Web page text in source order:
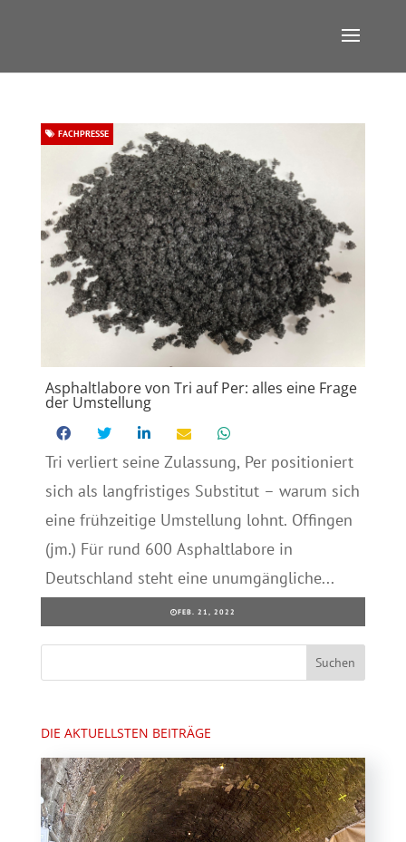
Asphaltlabore von Tri auf Per: alles eine Frage
der Umstellung
FACHPRESSE
Tri verliert seine Zulassung, Per positioniert
sich als langfristiges Substitut – warum sich
eine frühzeitige Umstellung lohnt. Offingen
(jm.) Für rund 600 Asphaltlabore in
Deutschland steht eine unumgängliche...
FEB. 21, 2022
DIE AKTUELLSTEN BEITRÄGE